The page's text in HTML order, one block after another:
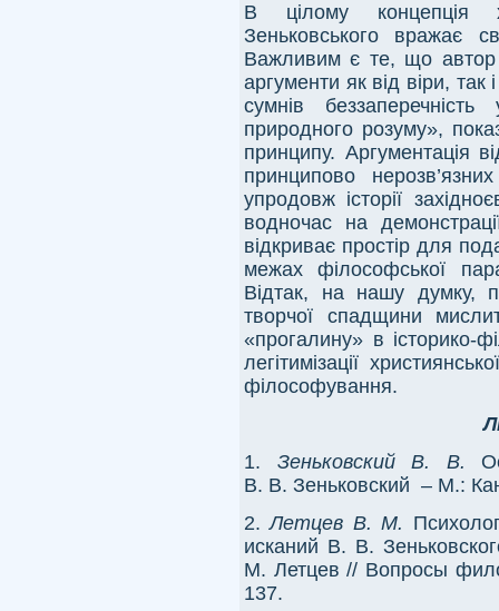
В цілому концепція
Зеньковського вражає
Важливим є те, що автор
аргументи як від віри, так
сумнів беззаперечність
природного розуму»,
принципу. Аргументація
принципово
упродовж історії
водночас на
відкриває простір для
межах філософської
Відтак, на нашу думку,
творчої спадщини
«прогалину» в історико-
легітимізації
філософування.
1. ЗеньковскийВ. В.
В. В. Зеньковский – М.:
2.Летцев В. М.
исканий В. В.
М. Летцев // Вопросы
137.